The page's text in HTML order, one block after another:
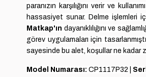
paranızın karşılığını verir ve
hassasiyet sunar. Delme işlemleri
Matkap'ın dayanıklılığını ve
görev uygulamaları için
sayesinde bu alet, koşullar ne kadar
Model Numarası: CP1117P32 |